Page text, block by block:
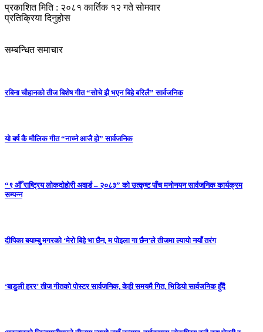
प्रकाशित मिति : २०८१ कार्तिक १२ गते सोमवार
प्रतिक्रिया दिनुहोस
सम्बन्धित समाचार
रबिना चौहानको तीज बिशेष गीत “सोचे झै भएन बिहे बरिलै” सार्वजनिक
यो बर्ष कै मौलिक गीत “नाच्ने आजै हो” सार्वजनिक
“९ औँ राष्ट्रिय लोकदोहोरी अवार्ड – २०८३” को उत्कृष्ट पाँच मनोनयन सार्वजनिक कार्यक्रम
सम्पन्न
दीपिका बयाम्बु मगरको ‘मेरो बिहे भा छैन, म पोइला गा छैन’ले तीजमा ल्यायो नयाँ तरंग
‘बाडुली हरर’ तीज गीतको पोस्टर सार्वजनिक, केही समयमै गित, भिडियो सार्वजनिक हुँदै